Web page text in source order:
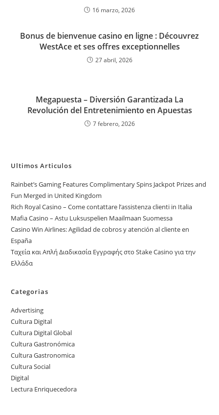
16 marzo, 2026
Bonus de bienvenue casino en ligne : Découvrez
WestAce et ses offres exceptionnelles
27 abril, 2026
Megapuesta – Diversión Garantizada La
Revolución del Entretenimiento en Apuestas
7 febrero, 2026
Ultimos Articulos
Rainbet’s Gaming Features Complimentary Spins Jackpot Prizes and
Fun Merged in United Kingdom
Rich Royal Casino – Come contattare l’assistenza clienti in Italia
Mafia Casino – Astu Luksuspelien Maailmaan Suomessa
Casino Win Airlines: Agilidad de cobros y atención al cliente en
España
Ταχεία και Απλή Διαδικασία Εγγραφής στο Stake Casino για την
Ελλάδα
Categorias
Advertising
Cultura Digital
Cultura Digital Global
Cultura Gastronómica
Cultura Gastronomica
Cultura Social
Digital
Lectura Enriquecedora